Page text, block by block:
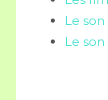
Le son
Le son